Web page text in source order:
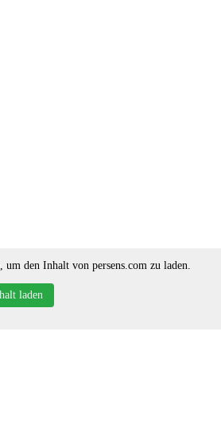
den Inhalt von persens.com zu laden.
laden